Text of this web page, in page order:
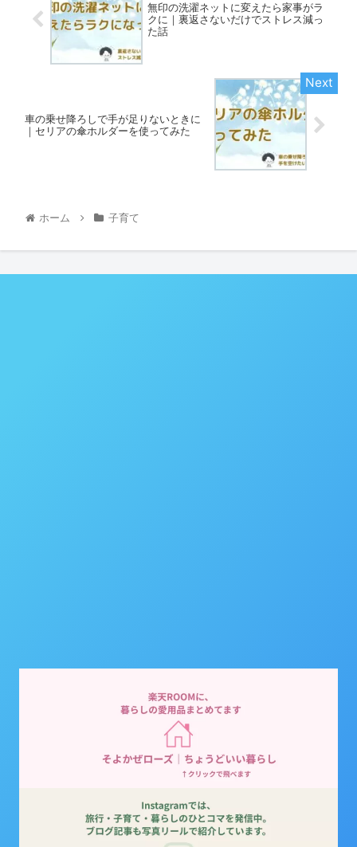
無印の洗濯ネットに変えたら家事がラ
クに｜裏返さないだけでストレス減っ
た話
車の乗せ降ろしで手が足りないときに
｜セリアの傘ホルダーを使ってみた
ホーム 子育て